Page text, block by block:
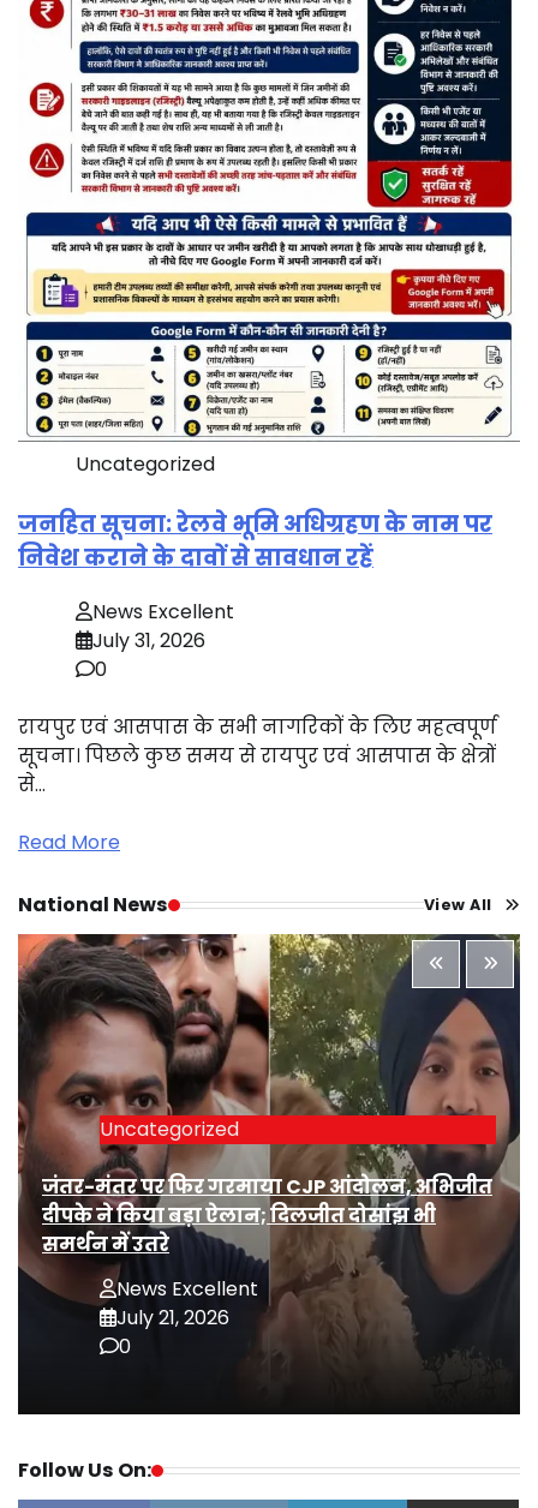
Uncategorized
जनहित सूचना: रेलवे भूमि अधिग्रहण के नाम पर
निवेश कराने के दावों से सावधान रहें
News Excellent
July 31, 2026
0
रायपुर एवं आसपास के सभी नागरिकों के लिए महत्वपूर्ण
सूचना। पिछले कुछ समय से रायपुर एवं आसपास के क्षेत्रों
से…
Read More
National News View All
Uncategorized
जंतर-मंतर पर फिर गरमाया CJP आंदोलन, अभिजीत
दीपके ने किया बड़ा ऐलान; दिलजीत दोसांझ भी
समर्थन में उतरे
News Excellent
July 21, 2026
0
Follow Us On: